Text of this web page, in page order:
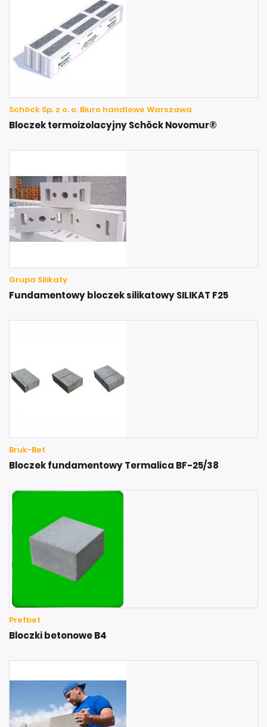
Schöck Sp. z o. o. Biuro handlowe Warszawa
Bloczek termoizolacyjny Schöck Novomur®
Grupa Silikaty
Fundamentowy bloczek silikatowy SILIKAT F25
Bruk-Bet
Bloczek fundamentowy Termalica BF-25/38
Prefbet
Bloczki betonowe B4